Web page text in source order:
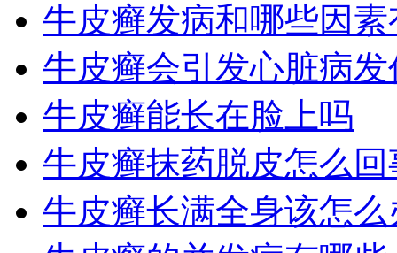
牛皮癣发病和哪些因素
牛皮癣会引发心脏病发
牛皮癣能长在脸上吗
牛皮癣抹药脱皮怎么回
牛皮癣长满全身该怎么